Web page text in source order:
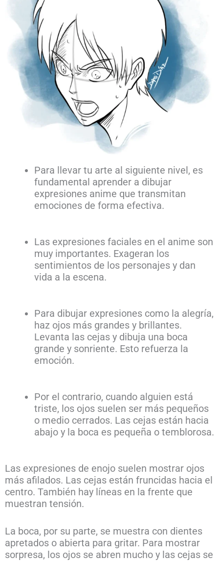
Para llevar tu arte al siguiente nivel, es
fundamental aprender a dibujar
expresiones anime que transmitan
emociones de forma efectiva.
Las expresiones faciales en el anime son
muy importantes. Exageran los
sentimientos de los personajes y dan
vida a la escena.
Para dibujar expresiones como la alegría,
haz ojos más grandes y brillantes.
Levanta las cejas y dibuja una boca
grande y sonriente. Esto refuerza la
emoción.
Por el contrario, cuando alguien está
triste, los ojos suelen ser más pequeños
o medio cerrados. Las cejas están hacia
abajo y la boca es pequeña o temblorosa.
Las expresiones de enojo suelen mostrar ojos
más afilados. Las cejas están fruncidas hacia el
centro. También hay líneas en la frente que
muestran tensión.
La boca, por su parte, se muestra con dientes
apretados o abierta para gritar. Para mostrar
sorpresa, los ojos se abren mucho y las cejas se